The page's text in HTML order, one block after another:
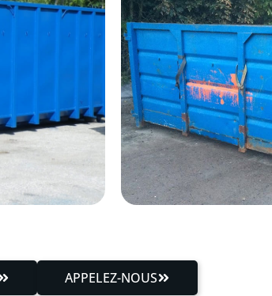
APPELEZ-NOUS